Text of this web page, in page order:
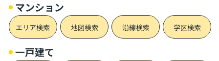
マンション
エリア検索 地図検索 沿線検索 学区検索
一戸建て